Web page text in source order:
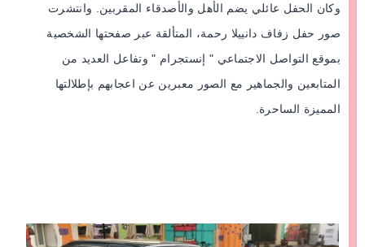
وكان الحفل عائلي يضم الأهل والأصدقاء المقربين. وانتشرت
صور حفل زفاف دانييلا رحمة، المتألقة عبر صفحتها الشخصية
بموقع التواصل الاجتماعي " إنستجرام " وتفاعل العديد من
المتابعين والجماهير مع الصور معبرين عن اعجابهم بإطلالتها
المميزة الساحرة.